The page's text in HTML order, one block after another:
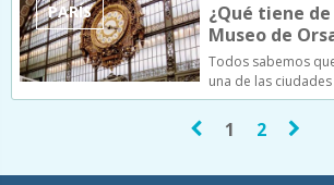
PARÍS
¿Qué tiene
Museo de
Todos sabemos
una de las
1 2